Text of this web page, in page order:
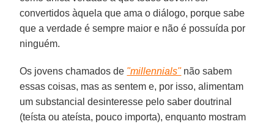
convertidos àquela que ama o diálogo, porque sabe
que a verdade é sempre maior e não é possuída por
ninguém.
Os jovens chamados de "millennials"não sabem
essas coisas, mas as sentem e, por isso, alimentam
um substancial desinteresse pelo saber doutrinal
(teísta ou ateísta, pouco importa), enquanto mostram